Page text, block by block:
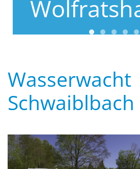
Wasserwacht
Schwaiblbach